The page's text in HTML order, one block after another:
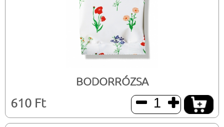
BODORRÓZSA
610 Ft  